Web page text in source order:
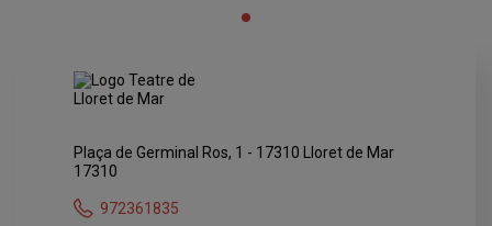
Plaça de Germinal Ros, 1 - 17310 Lloret de Mar
17310
972361835